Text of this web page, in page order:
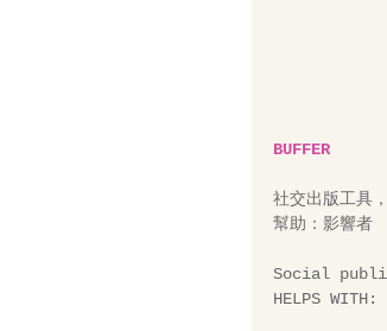
BUFFER
社交出版工具
幫助：影響者
Social
HELPS